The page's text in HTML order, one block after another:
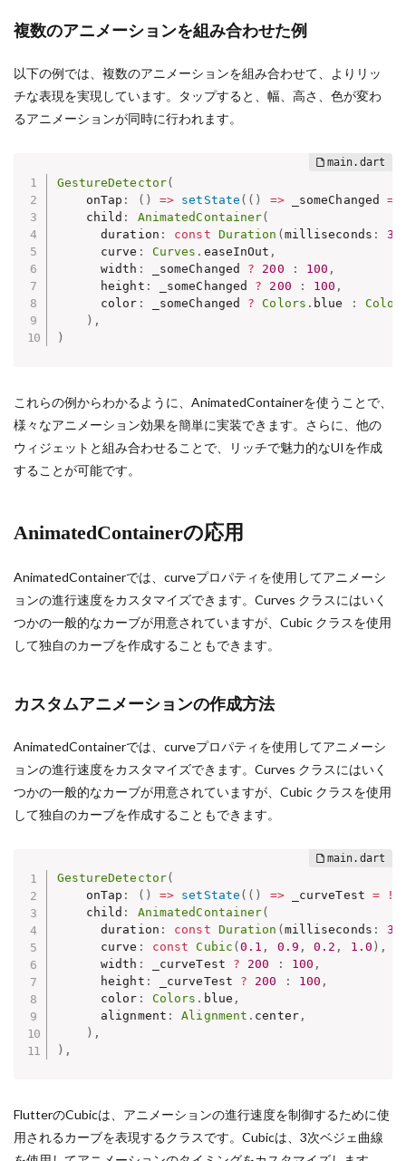
複数のアニメーションを組み合わせた例
以下の例では、複数のアニメーションを組み合わせて、よりリッ
チな表現を実現しています。タップすると、幅、高さ、色が変わ
るアニメーションが同時に行われます。
GestureDetector(
    onTap
: ( ) => setState ( ( ) => _someChanged =
    child
: AnimatedContainer(
      duration
: const Duration ( milliseconds :
      curve
: Curves . easeInOut ,
      width
: _someChanged ? 200 : 100 ,
      height
: _someChanged ? 200 : 100 ,
      color
: _someChanged ? Colors . blue :
) ,
)
これらの例からわかるように、AnimatedContainerを使うことで、
様々なアニメーション効果を簡単に実装できます。さらに、他の
ウィジェットと組み合わせることで、リッチで魅力的なUIを作成
することが可能です。
AnimatedContainerの応用
AnimatedContainerでは、curveプロパティを使用してアニメーシ
ョンの進行速度をカスタマイズできます。Curves クラスにはいく
つかの一般的なカーブが用意されていますが、Cubic クラスを使用
して独自のカーブを作成することもできます。
カスタムアニメーションの作成方法
AnimatedContainerでは、curveプロパティを使用してアニメーシ
ョンの進行速度をカスタマイズできます。Curves クラスにはいく
つかの一般的なカーブが用意されていますが、Cubic クラスを使用
して独自のカーブを作成することもできます。
GestureDetector(
    onTap
: ( ) => setState ( ( ) => _curveTest = !
    child
: AnimatedContainer(
      duration
: const Duration ( milliseconds :
      curve
: const Cubic (0.1 , 0.9 , 0.2 , 1.0 ) ,
      width
: _curveTest ? 200 : 100 ,
      height
: _curveTest ? 200 : 100 ,
      color
: Colors . blue ,
      alignment
: Alignment . center,
) ,
) ,
FlutterのCubicは、アニメーションの進行速度を制御するために使
用されるカーブを表現するクラスです。Cubicは、3次ベジェ曲線